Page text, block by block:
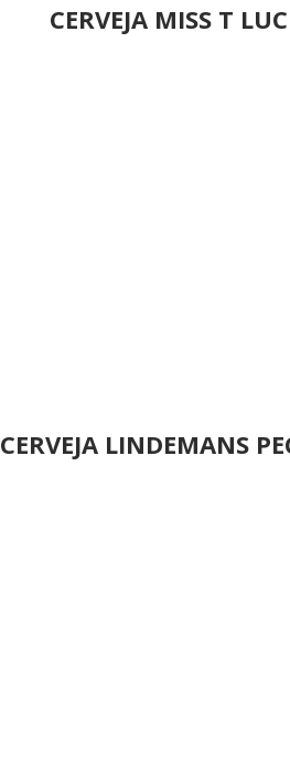
CERVEJA MISS T
CERVEJA LINDEMANS